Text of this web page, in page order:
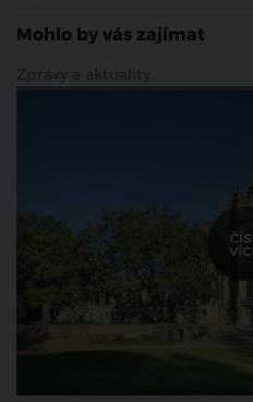
Mohlo by vás zajímat